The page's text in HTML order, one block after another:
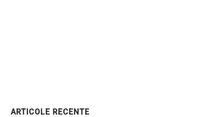
ARTICOLE RECENTE